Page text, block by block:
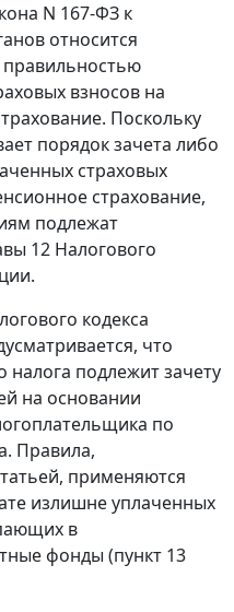
N 167-ФЗ к
относится
правильностью
взносов на
Поскольку
порядок зачета либо
страховых
страхование,
подлежат
12 Налогового
кодекса
что
подлежит зачету
на основании
по
Правила,
применяются
излишне уплаченных
в
фонды (пункт 13